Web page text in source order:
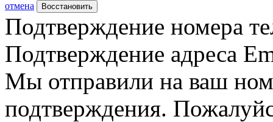
отмена Восстановить
Подтверждение номера
Подтверждение адреса
Мы отправили на ваш
подтверждения.